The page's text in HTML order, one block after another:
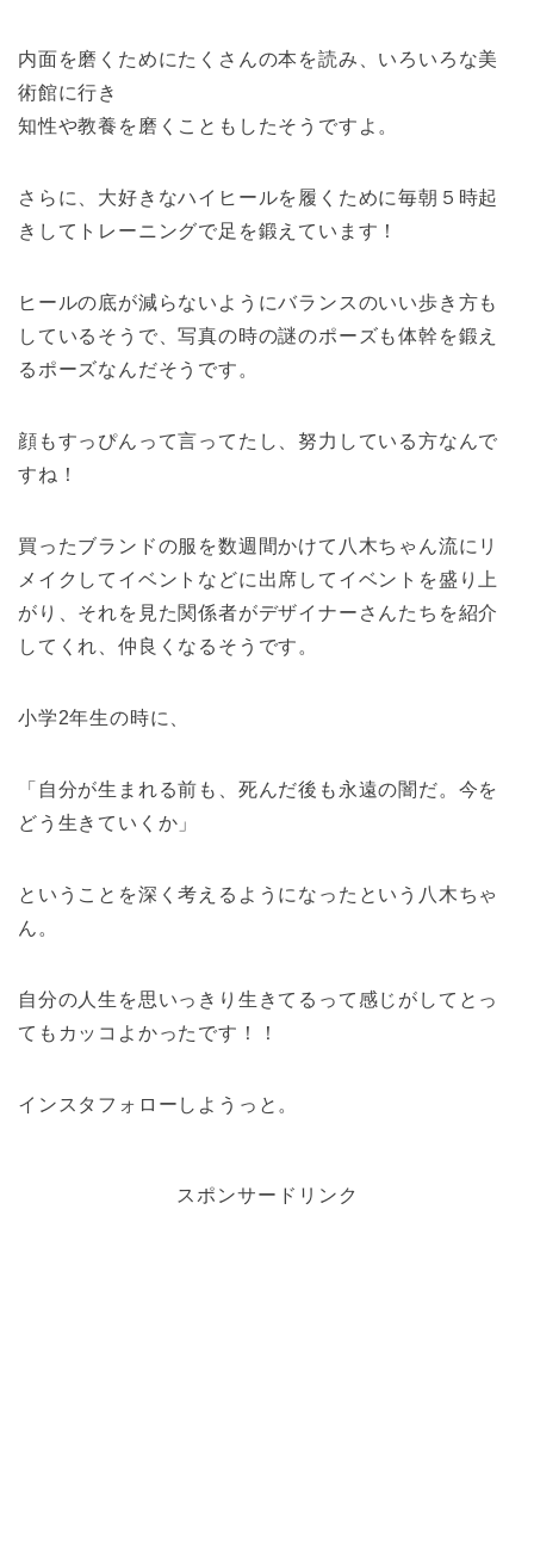
内面を磨くためにたくさんの本を読み、いろいろな美
術館に行き
知性や教養を磨くこともしたそうですよ。
さらに、大好きなハイヒールを履くために毎朝５時起
きしてトレーニングで足を鍛えています！
ヒールの底が減らないようにバランスのいい歩き方も
しているそうで、写真の時の謎のポーズも体幹を鍛え
るポーズなんだそうです。
顔もすっぴんって言ってたし、努力している方なんで
すね！
買ったブランドの服を数週間かけて八木ちゃん流にリ
メイクしてイベントなどに出席してイベントを盛り上
がり、それを見た関係者がデザイナーさんたちを紹介
してくれ、仲良くなるそうです。
小学2年生の時に、
「自分が生まれる前も、死んだ後も永遠の闇だ。今を
どう生きていくか」
ということを深く考えるようになったという八木ちゃ
ん。
自分の人生を思いっきり生きてるって感じがしてとっ
てもカッコよかったです！！
インスタフォローしようっと。
スポンサードリンク